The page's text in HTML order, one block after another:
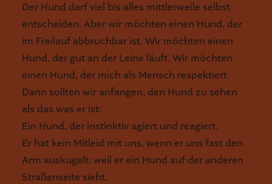
Der Hund darf viel bis alles mittlerweile selbst
entscheiden. Aber wir möchten einen Hund, der
im Freilauf abbruchbar ist. Wir möchten einen
Hund, der gut an der Leine läuft. Wir möchten
einen Hund, der mich als Mensch respektiert.
Dann sollten wir anfangen, den Hund zu sehen
als das was er ist:
Ein Hund, der instinktiv agiert und reagiert.
Er hat kein Mitleid mit uns, wenn er uns fast den
Arm auskugelt, weil er ein Hund auf der anderen
Straßenseite sieht.